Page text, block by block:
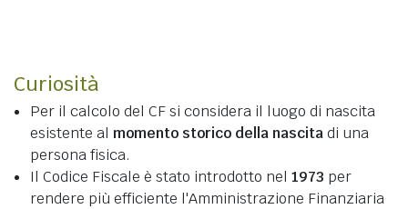
Curiosità
Per il calcolo del CF si considera il luogo di nascita
esistente al momento storico della nascitadi una
persona fisica.
Il Codice Fiscale è stato introdotto nel 1973 per
rendere più efficiente l'Amministrazione Finanziaria